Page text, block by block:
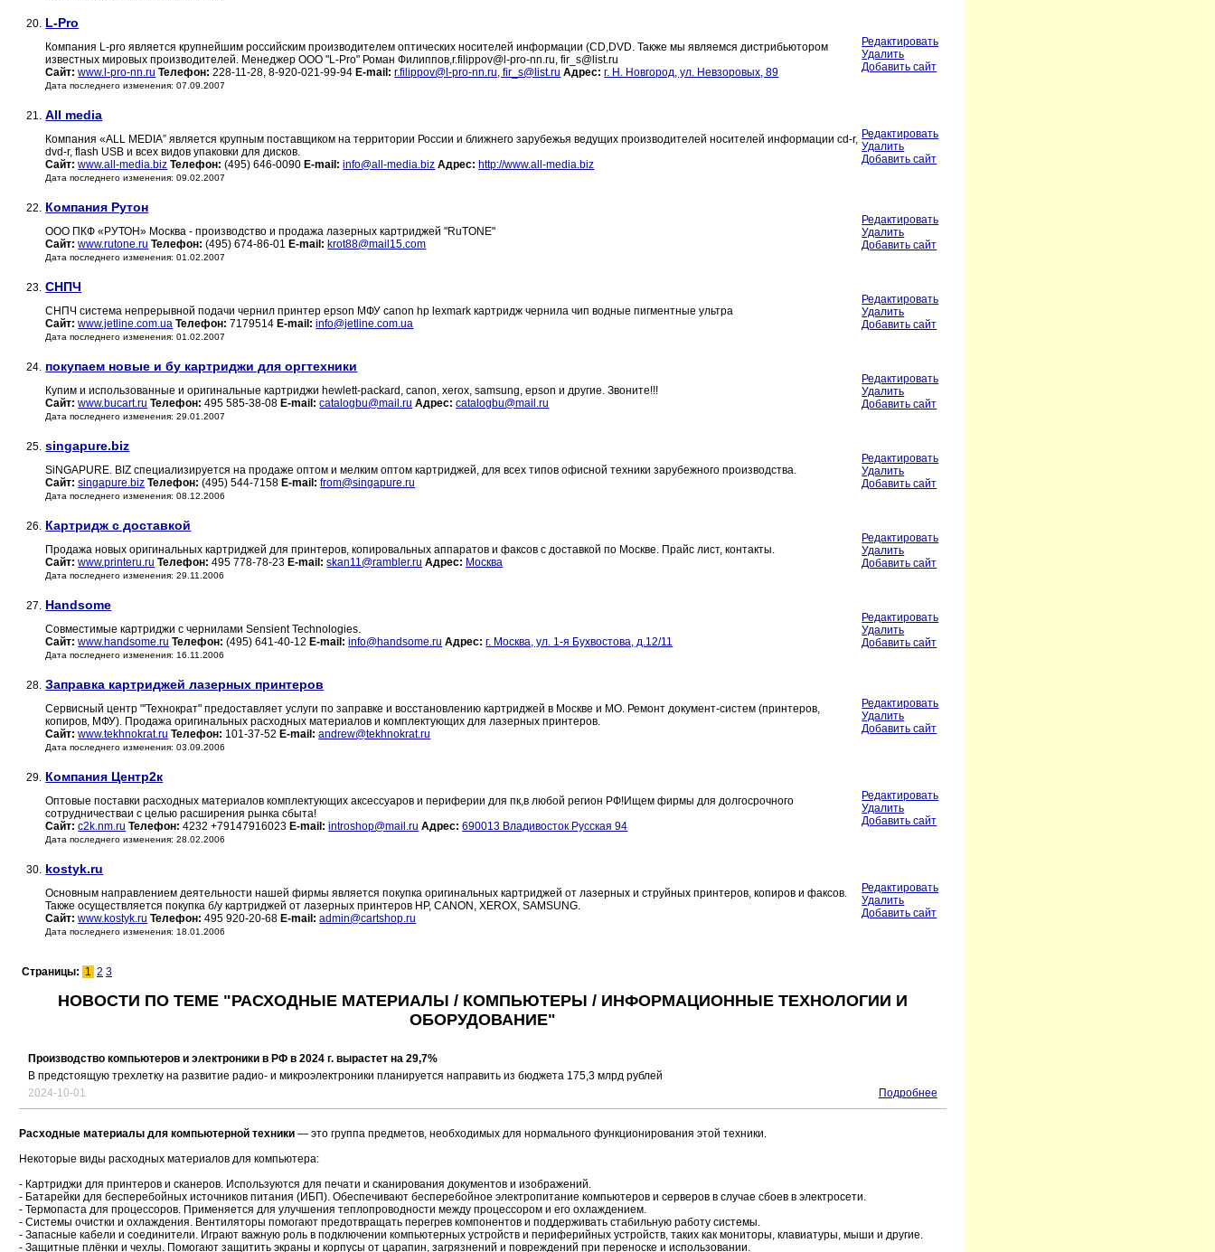
20. L-Pro
Компания L-pro является крупнейшим российским производителем оптических носителей информации (CD,DVD. Также мы являемся дистрибьютором
известных мировых производителей. Менеджер ООО "L-Pro" Роман Филиппов,r.filippov@l-pro-nn.ru, fir_s@list.ru
Сайт: www.l-pro-nn.ru Телефон: 228-11-28, 8-920-021-99-94 E-mail: r.filippov@l-pro-nn.ru, fir_s@list.ru Адрес: г. Н. Новгород, ул. Невзоровых, 89
Дата последнего изменения: 07.09.2007
Редактировать
Удалить
Добавить сайт
21. All media
Компания «ALL MEDIA” является крупным поставщиком на территории России и ближнего зарубежья ведущих производителей носителей информации cd-r,
dvd-r, flash USB и всех видов упаковки для дисков.
Сайт: www.all-media.biz Телефон: (495) 646-0090 E-mail: info@all-media.biz Адрес: http://www.all-media.biz
Дата последнего изменения: 09.02.2007
Редактировать
Удалить
Добавить сайт
22. Компания Рутон
ООО ПКФ «РУТОН» Москва - производство и продажа лазерных картриджей "RuTONE"
Сайт: www.rutone.ru Телефон: (495) 674-86-01 E-mail: krot88@mail15.com
Дата последнего изменения: 01.02.2007
Редактировать
Удалить
Добавить сайт
23. СНПЧ
СНПЧ система непрерывной подачи чернил принтер epson МФУ canon hp lexmark картридж чернила чип водные пигментные ультра
Сайт: www.jetline.com.ua Телефон: 7179514 E-mail: info@jetline.com.ua
Дата последнего изменения: 01.02.2007
Редактировать
Удалить
Добавить сайт
24. покупаем новые и бу картриджи для оргтехники
Купим и использованные и оригинальные картриджи hewlett-packard, canon, xerox, samsung, epson и другие. Звоните!!!
Сайт: www.bucart.ru Телефон: 495 585-38-08 E-mail: catalogbu@mail.ru Адрес: catalogbu@mail.ru
Дата последнего изменения: 29.01.2007
Редактировать
Удалить
Добавить сайт
25. singapure.biz
SiNGAPURE. BIZ специализируется на продаже оптом и мелким оптом картриджей, для всех типов офисной техники зарубежного производства.
Сайт: singapure.biz Телефон: (495) 544-7158 E-mail: from@singapure.ru
Дата последнего изменения: 08.12.2006
Редактировать
Удалить
Добавить сайт
26. Картридж с доставкой
Продажа новых оригинальных картриджей для принтеров, копировальных аппаратов и факсов с доставкой по Москве. Прайс лист, контакты.
Сайт: www.printeru.ru Телефон: 495 778-78-23 E-mail: skan11@rambler.ru Адрес: Москва
Дата последнего изменения: 29.11.2006
Редактировать
Удалить
Добавить сайт
27. Handsome
Совместимые картриджи с чернилами Sensient Technologies.
Сайт: www.handsome.ru Телефон: (495) 641-40-12 E-mail: info@handsome.ru Адрес: г. Москва, ул. 1-я Бухвостова, д.12/11
Дата последнего изменения: 16.11.2006
Редактировать
Удалить
Добавить сайт
28. Заправка картриджей лазерных принтеров
Сервисный центр "'Технократ" предоставляет услуги по заправке и восстановлению картриджей в Москве и МО. Ремонт документ-систем (принтеров,
копиров, МФУ). Продажа оригинальных расходных материалов и комплектующих для лазерных принтеров.
Сайт: www.tekhnokrat.ru Телефон: 101-37-52 E-mail: andrew@tekhnokrat.ru
Дата последнего изменения: 03.09.2006
Редактировать
Удалить
Добавить сайт
29. Компания Центр2к
Оптовые поставки расходных материалов комплектующих аксессуаров и периферии для пк,в любой регион РФ!Ищем фирмы для долгосрочного
сотрудничестваи с целью расширения рынка сбыта!
Сайт: c2k.nm.ru Телефон: 4232 +79147916023 E-mail: introshop@mail.ru Адрес: 690013 Владивосток Русская 94
Дата последнего изменения: 28.02.2006
Редактировать
Удалить
Добавить сайт
30. kostyk.ru
Основным направлением деятельности нашей фирмы является покупка оригинальных картриджей от лазерных и струйных принтеров, копиров и факсов.
Также осуществляется покупка б/у картриджей от лазерных принтеров HP, CANON, XEROX, SAMSUNG.
Сайт: www.kostyk.ru Телефон: 495 920-20-68 E-mail: admin@cartshop.ru
Дата последнего изменения: 18.01.2006
Редактировать
Удалить
Добавить сайт
Страницы: 1 2 3
НОВОСТИ ПО ТЕМЕ "РАСХОДНЫЕ МАТЕРИАЛЫ / КОМПЬЮТЕРЫ / ИНФОРМАЦИОННЫЕ ТЕХНОЛОГИИ И
ОБОРУДОВАНИЕ"
Производство компьютеров и электроники в РФ в 2024 г. вырастет на 29,7%
В предстоящую трехлетку на развитие радио- и микроэлектроники планируется направить из бюджета 175,3 млрд рублей
2024-10-01
Подробнее
Расходные материалы для компьютерной техники — это группа предметов, необходимых для нормального функционирования этой техники.
Некоторые виды расходных материалов для компьютера:
- Картриджи для принтеров и сканеров. Используются для печати и сканирования документов и изображений.
- Батарейки для бесперебойных источников питания (ИБП). Обеспечивают бесперебойное электропитание компьютеров и серверов в случае сбоев в электросети.
- Термопаста для процессоров. Применяется для улучшения теплопроводности между процессором и его охлаждением.
- Системы очистки и охлаждения. Вентиляторы помогают предотвращать перегрев компонентов и поддерживать стабильную работу системы.
- Запасные кабели и соединители. Играют важную роль в подключении компьютерных устройств и периферийных устройств, таких как мониторы, клавиатуры, мыши и другие.
- Защитные плёнки и чехлы. Помогают защитить экраны и корпусы от царапин, загрязнений и повреждений при переноске и использовании.